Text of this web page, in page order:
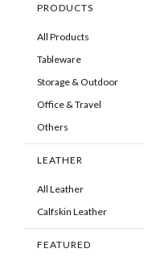
PRODUCTS
All Products
Tableware
Storage & Outdoor
Office & Travel
Others
LEATHER
All Leather
Calfskin Leather
FEATURED